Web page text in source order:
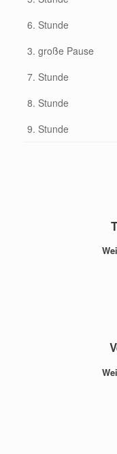
6. Stunde
3. große Pause
7. Stunde
8. Stunde
9. Stunde